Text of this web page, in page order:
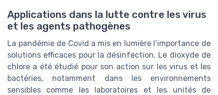
Applications dans la lutte contre les virus
et les agents pathogènes
La pandémie de Covid a mis en lumière l’importance de
solutions efficaces pour la désinfection. Le dioxyde de
chlore a été étudié pour son action sur les virus et les
bactéries, notamment dans les environnements
sensibles comme les laboratoires et les unités de